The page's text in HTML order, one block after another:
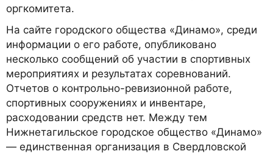
оргкомитета.
На сайте городского общества «Динамо», среди
информации о его работе, опубликовано
несколько сообщений об участии в спортивных
мероприятиях и результатах соревнований.
Отчетов о контрольно-ревизионной работе,
спортивных сооружениях и инвентаре,
расходовании средств нет. Между тем
Нижнетагильское городское общество «Динамо»
— единственная организация в Свердловской